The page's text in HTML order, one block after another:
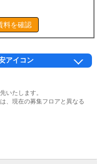
料を確認
アイコン
いたします。
、現在の募集フロアと異なる